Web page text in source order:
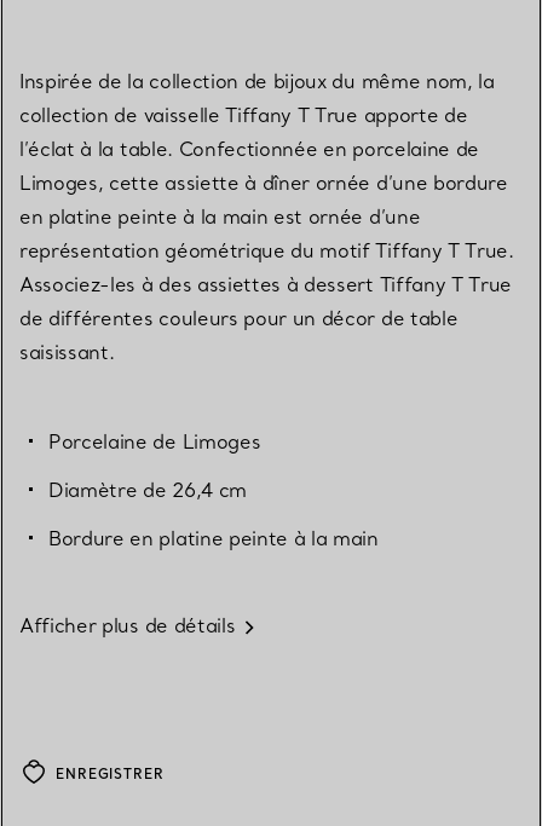
Inspirée de la collection de bijoux du même nom, la
collection de vaisselle Tiffany T True apporte de
l’éclat à la table. Confectionnée en porcelaine de
Limoges, cette assiette à dîner ornée d’une bordure
en platine peinte à la main est ornée d’une
représentation géométrique du motif Tiffany T True.
Associez-les à des assiettes à dessert Tiffany T True
de différentes couleurs pour un décor de table
saisissant.
Porcelaine de Limoges
Diamètre de 26,4 cm
Bordure en platine peinte à la main
Afficher plus de détails
ENREGISTRER